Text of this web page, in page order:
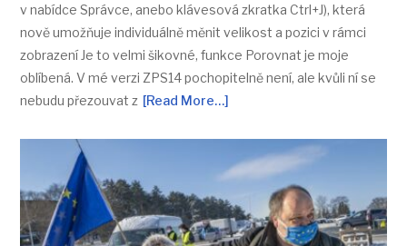
v nabídce Správce, anebo klávesová zkratka Ctrl+J), která
nově umožňuje individuálně měnit velikost a pozici v rámci
zobrazení Je to velmi šikovné, funkce Porovnat je moje
oblíbená. V mé verzi ZPS14 pochopitelně není, ale kvůli ní se
nebudu přezouvat z [Read More…]